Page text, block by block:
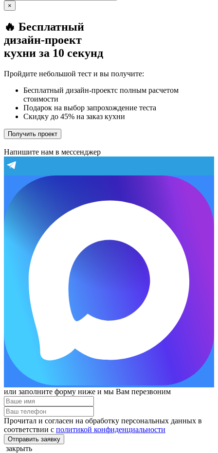
×
🔥 Бесплатный
дизайн-проект
кухни за 10 секунд
Пройдите небольшой тест и вы получите:
Бесплатный дизайн-проектс полным расчетом
стоимости
Подарок на выбор запрохождение теста
Скидку до 45% на заказ кухни
Получить проект
Напишите нам в мессенджер
или заполните форму ниже и мы Вам перезвоним
Прочитал и согласен на обработку персональных данных в
соответствии с политикой конфиденциальности
Отправить заявку
закрыть